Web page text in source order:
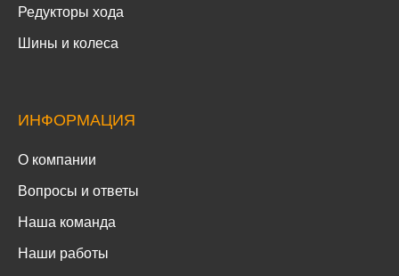
Редукторы хода
Шины и колеса
ИНФОРМАЦИЯ
О компании
Вопросы и ответы
Наша команда
Наши работы